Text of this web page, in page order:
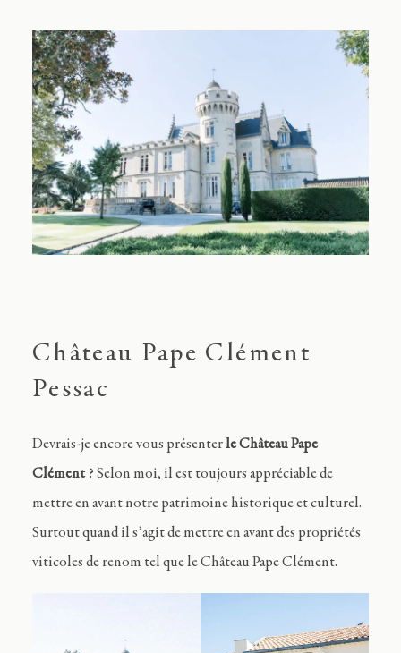
Château Pape Clément
Pessac
Devrais-je encore vous présenterle Château Pape
Clément? Selon moi, il est toujours appréciable de
mettre en avant notre patrimoine historique et culturel.
Surtout quand il s’agit de mettre en avant des propriétés
viticoles de renom tel que le Château Pape Clément.